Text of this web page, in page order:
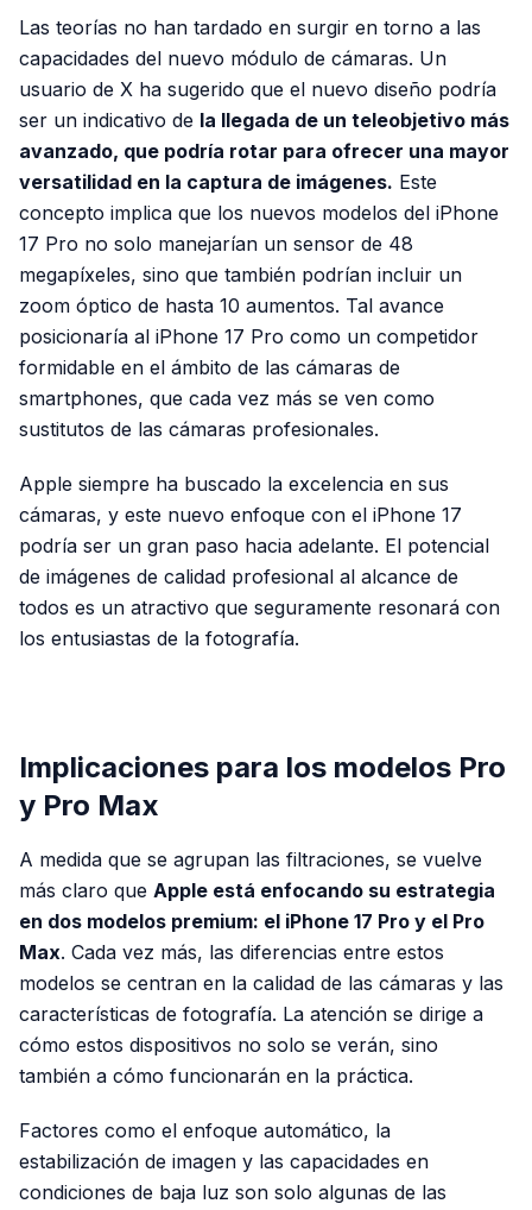
Las teorías no han tardado en surgir en torno a las
capacidades del nuevo módulo de cámaras. Un
usuario de X ha sugerido que el nuevo diseño podría
ser un indicativo de la llegada de un teleobjetivo más
avanzado, que podría rotar para ofrecer una mayor
versatilidad en la captura de imágenes. Este
concepto implica que los nuevos modelos del iPhone
17 Pro no solo manejarían un sensor de 48
megapíxeles, sino que también podrían incluir un
zoom óptico de hasta 10 aumentos. Tal avance
posicionaría al iPhone 17 Pro como un competidor
formidable en el ámbito de las cámaras de
smartphones, que cada vez más se ven como
sustitutos de las cámaras profesionales.
Apple siempre ha buscado la excelencia en sus
cámaras, y este nuevo enfoque con el iPhone 17
podría ser un gran paso hacia adelante. El potencial
de imágenes de calidad profesional al alcance de
todos es un atractivo que seguramente resonará con
los entusiastas de la fotografía.
Implicaciones para los modelos Pro
y Pro Max
A medida que se agrupan las filtraciones, se vuelve
más claro que Apple está enfocando su estrategia
en dos modelos premium: el iPhone 17 Pro y el Pro
Max. Cada vez más, las diferencias entre estos
modelos se centran en la calidad de las cámaras y las
características de fotografía. La atención se dirige a
cómo estos dispositivos no solo se verán, sino
también a cómo funcionarán en la práctica.
Factores como el enfoque automático, la
estabilización de imagen y las capacidades en
condiciones de baja luz son solo algunas de las